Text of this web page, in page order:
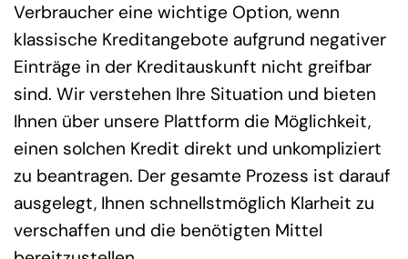
Verbraucher eine wichtige Option, wenn
klassische Kreditangebote aufgrund negativer
Einträge in der Kreditauskunft nicht greifbar
sind. Wir verstehen Ihre Situation und bieten
Ihnen über unsere Plattform die Möglichkeit,
einen solchen Kredit direkt und unkompliziert
zu beantragen. Der gesamte Prozess ist darauf
ausgelegt, Ihnen schnellstmöglich Klarheit zu
verschaffen und die benötigten Mittel